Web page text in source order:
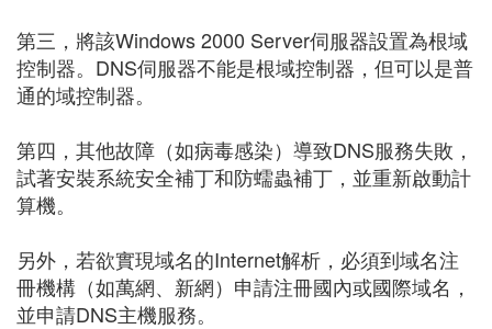
第三，將該Windows 2000 Server伺服器設置為根域
控制器。DNS伺服器不能是根域控制器，但可以是普
通的域控制器。
第四，其他故障（如病毒感染）導致DNS服務失敗，
試著安裝系統安全補丁和防蠕蟲補丁，並重新啟動計
算機。
另外，若欲實現域名的Internet解析，必須到域名注
冊機構（如萬網、新網）申請注冊國內或國際域名，
並申請DNS主機服務。